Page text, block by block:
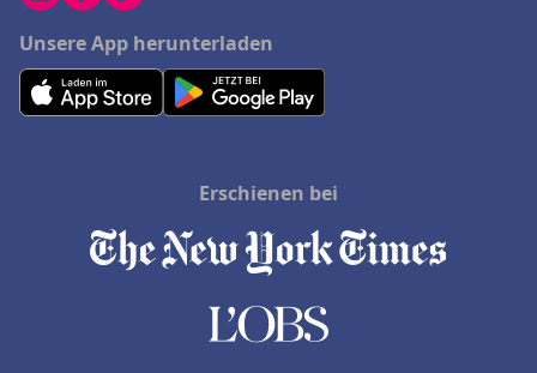
Unsere App herunterladen
Erschienen bei